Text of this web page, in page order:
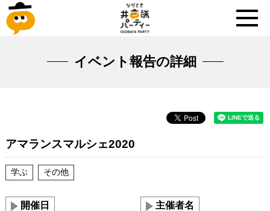
イベント報告の詳細
アマランスマルシェ2020
学ぶ その他
開催日
主催者名